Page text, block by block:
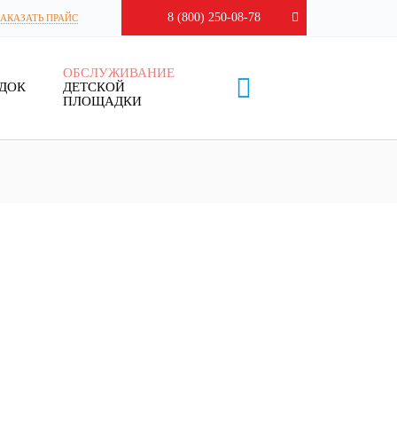
ПРАЙС 8 (800) 250-08-78
ОБСЛУЖИВАНИЕ
ДЕТСКОЙ
ПЛОЩАДКИ